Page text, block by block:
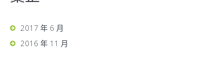
2017 年 6 月
2016 年 11 月